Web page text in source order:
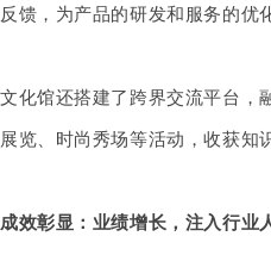
反馈，为产品的研发和服务的优
文化馆还搭建了跨界交流平台，
展览、时尚秀场等活动，收获知
成效彰显：业绩增长，注入行业